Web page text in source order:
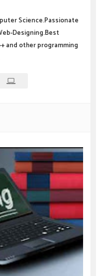
Science.Passionate
Designing.Best
and other programming